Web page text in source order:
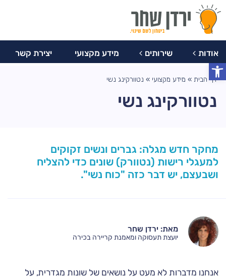
פתח סרגל נגישות
אודות
אודות שירותים מידע מקצועי יצירת קשר
דף הבית» מידע מקצועי » נטוורקינג נשי
נטוורקינג נשי
מחקר חדש מגלה: גברים ונשים זקוקים
למעגלי רישות (נטוורק) שונים כדי להצליח
ושבעצם, יש דבר כזה "כוח נשי".
מאת: ירדן שחר
יועצת תעסוקה ומאמנת קריירה בכירה
אנחנו מדברות לא מעט על נושאים של שונות מגדרית, על